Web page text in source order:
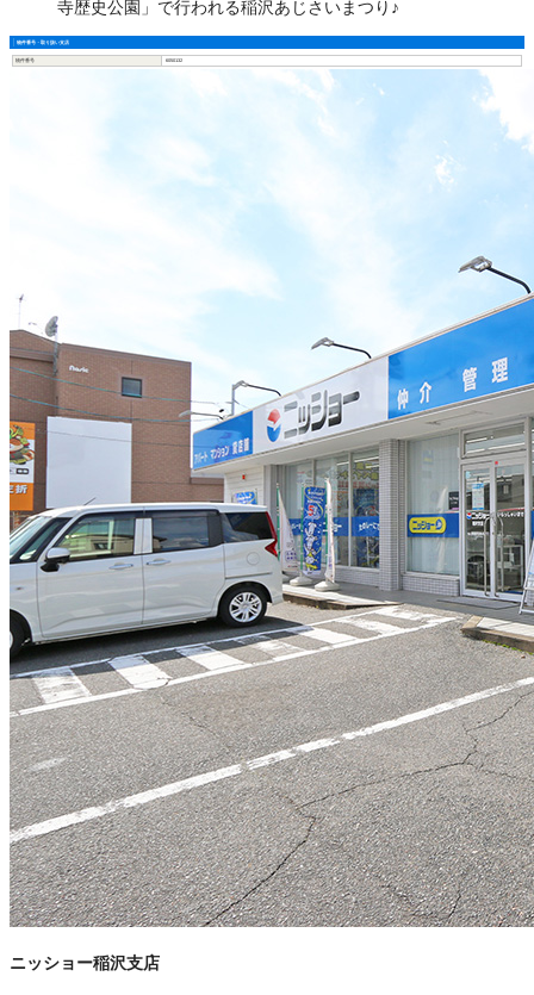
寺歴史公園」で行われる稲沢あじさいまつり♪
物件番号・取り扱い支店
物件番号 6050132
ニッショー稲沢支店